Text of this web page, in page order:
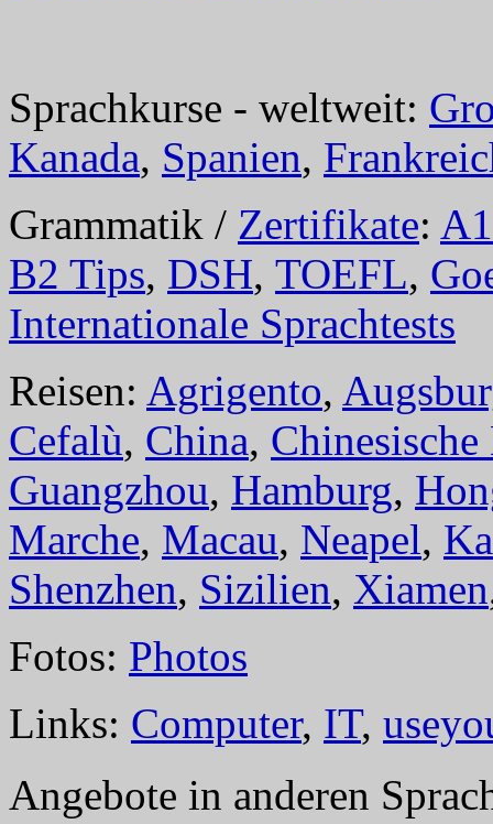
Sprachkurse - weltweit:
Kanada, Spanien,
Grammatik / Zertifikate: A1
B2 Tips, DSH, TOEFL,
Internationale Sprachtests
Reisen: Agrigento,
Cefalù, China, Chinesische
Guangzhou, Hamburg,
Marche, Macau, Neapel,
Shenzhen, Sizilien, Xiamen
Fotos: Photos
Links: Computer, IT,
Angebote in anderen